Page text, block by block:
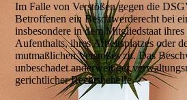
Im Falle von Verstößen gegen die
Betroffenen ein Beschwerderecht bei
insbesondere in dem Mitgliedstaat
Aufenthalts, ihres Arbeitsplatzes oder
mutmaßlichen Verstoßes zu. Das
unbeschadet anderweitiger
gerichtlicher Rechtsbehelfe.